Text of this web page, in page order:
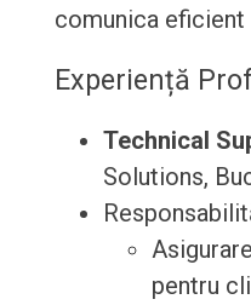
comunica
Experiență
Technical
Solutions,
pentru